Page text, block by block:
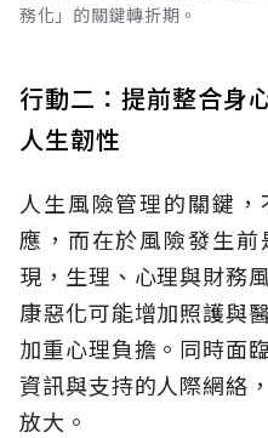
務化」的關鍵轉折期。
行動二：提前整合身
人生韌性
人生風險管理的關鍵
應，而在於風險發生
現，生理、心理與財務
康惡化可能增加照護與
加重心理負擔。同時面
資訊與支持的人際網絡
放大。